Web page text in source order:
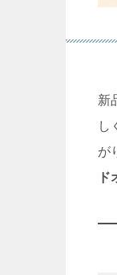
新
し
が